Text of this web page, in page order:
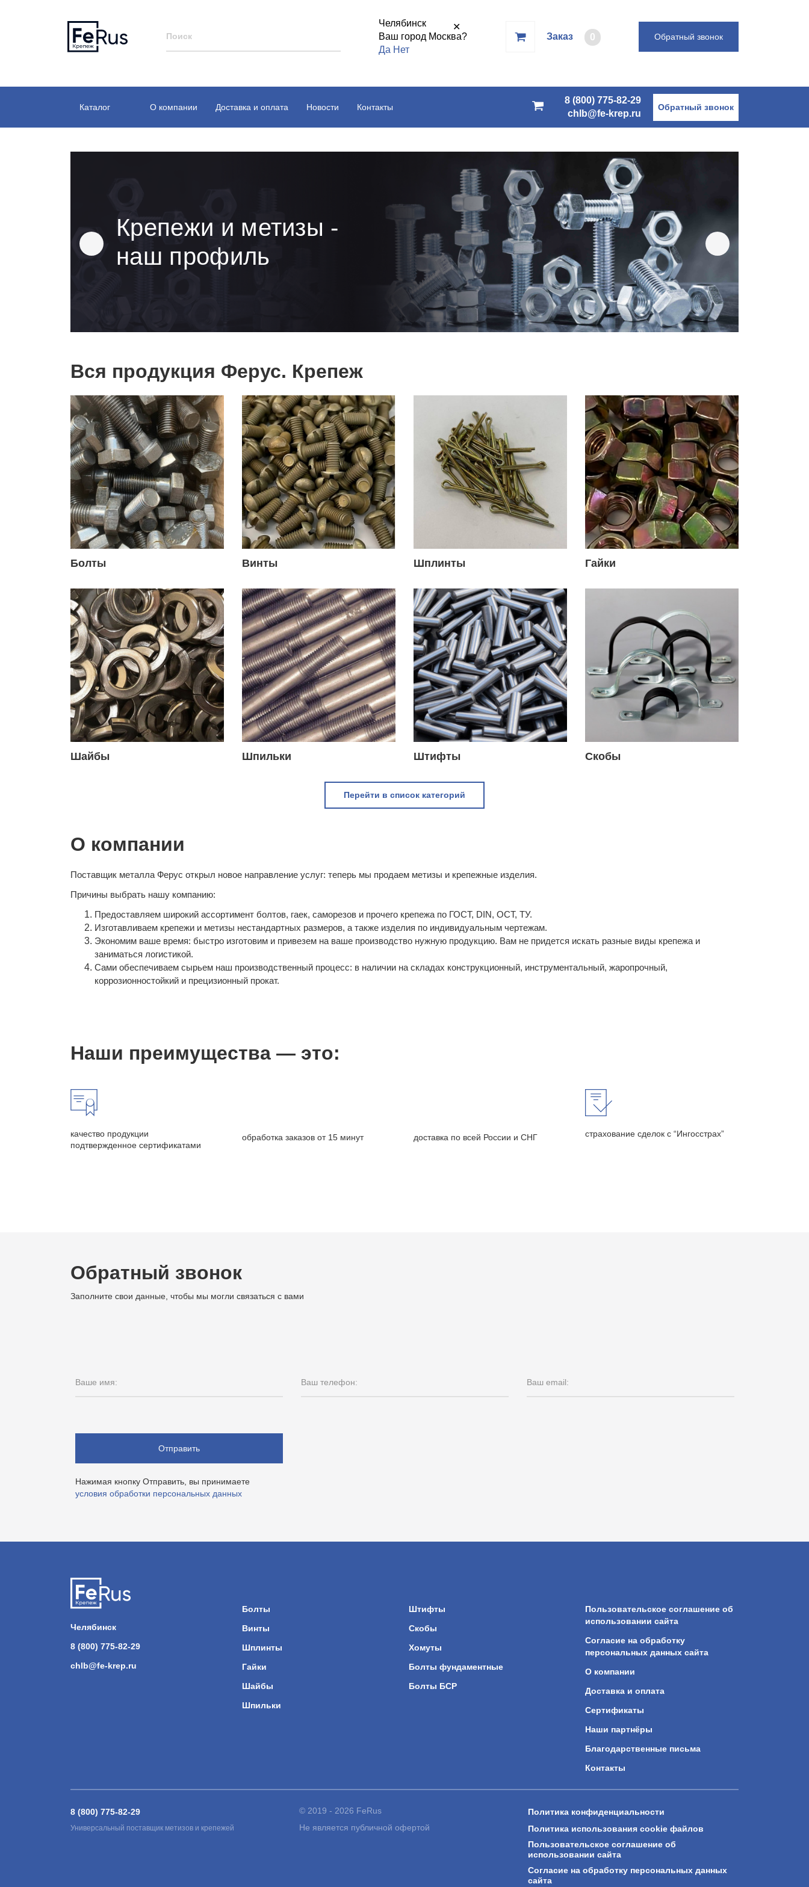
Челябинск
✕
Ваш город Москва?
Да Нет
Заказ 0 Обратный звонок
Каталог О компании Доставка и оплата Новости Контакты
8 (800) 775-82-29
chlb@fe-krep.ru
Обратный звонок
Крепежи и метизы -
наш профиль
Вся продукция Ферус. Крепеж
Болты Винты Шплинты Гайки
Шайбы Шпильки Штифты Скобы
Перейти в список категорий
О компании
Поставщик металла Ферус открыл новое направление услуг: теперь мы продаем метизы и крепежные изделия.
Причины выбрать нашу компанию:
Предоставляем широкий ассортимент болтов, гаек, саморезов и прочего крепежа по ГОСТ, DIN, ОСТ, ТУ.
Изготавливаем крепежи и метизы нестандартных размеров, а также изделия по индивидуальным чертежам.
Экономим ваше время: быстро изготовим и привезем на ваше производство нужную продукцию. Вам не придется искать разные виды крепежа и
заниматься логистикой.
Сами обеспечиваем сырьем наш производственный процесс: в наличии на складах конструкционный, инструментальный, жаропрочный,
коррозионностойкий и прецизионный прокат.
Наши преимущества — это:
качество продукции
подтвержденное сертификатами
обработка заказов от 15 минут доставка по всей России и СНГ страхование сделок с “Ингосстрах”
Обратный звонок
Заполните свои данные, чтобы мы могли связаться с вами
Ваше имя: Ваш телефон: Ваш email:
Отправить
Нажимая кнопку Отправить, вы принимаете
условия обработки персональных данных
Челябинск
8 (800) 775-82-29
chlb@fe-krep.ru
Болты
Винты
Шплинты
Гайки
Шайбы
Шпильки
Штифты
Скобы
Хомуты
Болты фундаментные
Болты БСР
Пользовательское соглашение об
использовании сайта
Согласие на обработку
персональных данных сайта
О компании
Доставка и оплата
Сертификаты
Наши партнёры
Благодарственные письма
Контакты
8 (800) 775-82-29
Универсальный поставщик метизов и крепежей
© 2019 - 2026 FeRus
Не является публичной офертой
Политика конфиденциальности
Политика использования cookie файлов
Пользовательское соглашение об
использовании сайта
Согласие на обработку персональных данных
сайта